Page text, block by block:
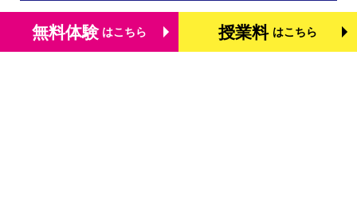
無料体験 はこちら 授業料 はこちら